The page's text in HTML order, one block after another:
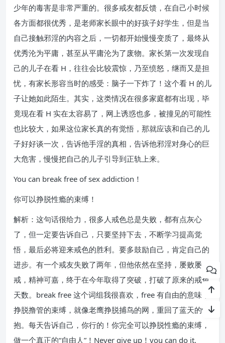
少年的毒害是非常严重的。很多戒友都反馈，在自己小时候
各方面都很优秀，是老师家长眼中的好孩子好学生，但是当
自己接触邪淫的内容之后，一切都开始慢慢变质了，最终从
优秀沦为平庸，甚至从平庸沦为了废物。家长第一次发现自
己的儿子在看 H，往往会比较震惊，乃至愤怒，继而又是担
忧，有家长形容当时的感受：脑子一下炸了！这个看 H 的儿
子让她如此陌生。其实，这类情况在很多家庭都有出现，毕
竟现在看 H 实在太容易了，网上诱惑也多，被撞见的可能性
也比较大，如果这位家长真的有觉悟，那就应该和自己的儿
子好好谈一次，告诉他手淫的真相，告诉他邪淫对身心的巨
大危害，慢慢把自己的儿子引导到正轨上来。
You can break free of sex addiction！
你可以挣脱性瘾的束缚！
解析：这句话很给力，很多人戒色总是失败，都有点灰心
了，但一定要告诉自己，只要坚持下去，不断学习提高觉
悟，最后必将迎来戒色的胜利。要多鼓励自己，肯定自己的
进步。有一个戒友失败了两年，但他依然在坚持，屡败屡
戒，精神可嘉，终于在今年取得了突破，打破了原来的戒色
天数。break free 这个词组我很喜欢，free 有自由的意味，
挣脱撸管的束缚，就像老鹰挣脱捕鸟的网，重回了蓝天的怀
抱。每天告诉自己，你行的！你完全可以挣脱性瘾的束缚，
做一个真正的“自由人”！Never give up！you can do it.